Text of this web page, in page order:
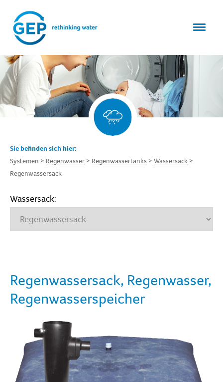
Sie befinden sich hier:
Systemen
Regenwasser Regenwassertanks
Wassersack
Regenwassersack
Wassersack:
Regenwassersack, Regenwasser,
Regenwasserspeicher